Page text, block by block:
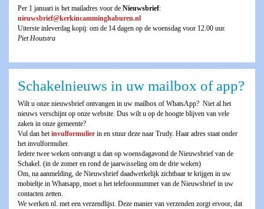
Per 1 januari is het mailadres voor de Nieuwsbrief:
nieuwsbrief@kerkincamminghaburen.nl
Uiterste inleverdag kopij: om de 14 dagen op de woensdag voor 12.00 uur.
Piet Houtstra
Schakelnieuws in uw mailbox of app?
Wilt u onze nieuwsbrief ontvangen in uw mailbox of WhatsApp? Niet al het
nieuws verschijnt op onze website. Dus wilt u op de hoogte blijven van vele
zaken in onze gemeente?
Vul dan het invulformulier in en stuur deze naar Trudy. Haar adres staat onder
het invulformulier.
Iedere twee weken ontvangt u dan op woensdagavond de Nieuwsbrief van de
Schakel. (in de zomer en rond de jaarwisseling om de drie weken)
Om, na aanmelding, de Nieuwsbrief daadwerkelijk zichtbaar te krijgen in uw
mobieltje in Whatsapp, moet u het telefoonnummer van de Nieuwsbrief in uw
contacten zetten.
We werken nl. met een verzendlijst. Deze manier van verzenden zorgt ervoor, dat